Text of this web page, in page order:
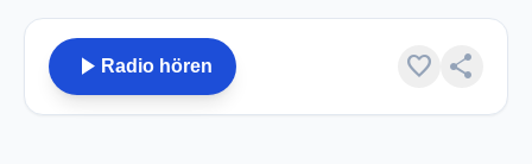
play_arrow Radio hören favorite share